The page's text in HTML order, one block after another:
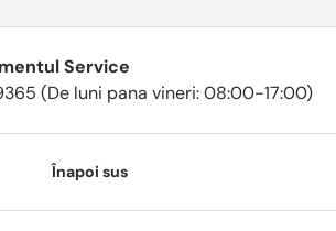
Service
(De luni pana vineri: 08:00-17:00)
Înapoi sus